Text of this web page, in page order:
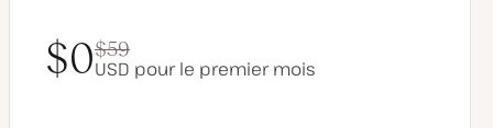
$0$59
USD pour le premier mois